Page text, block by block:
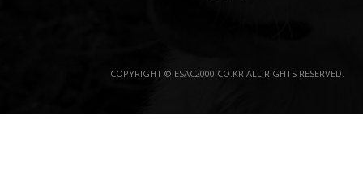
COPYRIGHT © ESAC2000.CO.KR ALL RIGHTS RESERVED.